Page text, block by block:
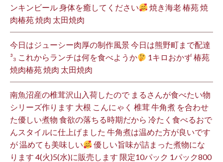
ンキンビール 身体を癒してください
焼き海老 椿苑 焼
肉椿苑 焼肉 太田焼肉
今日はジューシー肉厚の制作風景 今日は熊野町まで配達
³₃ これからランチは何を食べようか
1キロおかず 椿苑
焼肉椿苑 焼肉 太田焼肉
南魚沼産の椎茸沢山入荷したので まるさんが食べたい物
シリーズ作ります 大根 こんにゃく 椎茸 牛角煮 を合わせ
た優しい煮物 食欲の落ちる時期だから 冷たく食べるおで
んスタイルに仕上げました 牛角煮は温めた方が良いです
が 温めても美味しい
優しい旨味が詰まった煮物にな
ります 4(火)5(水)に販売します 限定10パック 1パック800